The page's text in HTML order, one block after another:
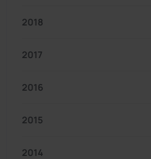
2018
2017
2016
2015
2014